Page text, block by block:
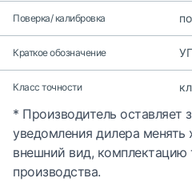
Поверка/ калибровка
Краткое обозначение
Класс точности
* Производитель оставляет
уведомления дилера менять
внешний вид, комплектацию
производства.